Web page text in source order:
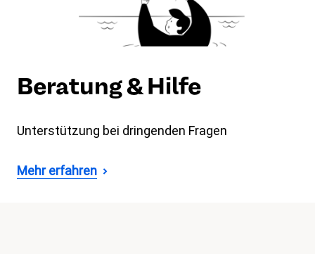
Beratung & Hilfe
Unterstützung bei dringenden Fragen
Mehr erfahren